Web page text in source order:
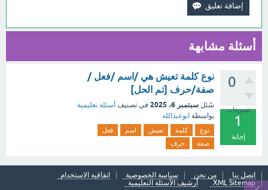
أسئلة مشابهة
0
تصويتات
1
إجابة
نوع كلمة تعيش هي /اسم /فعل /
صفة/حرف [تم الحل]
سُئل سبتمبر 6، 2025 في تصنيف أسئلة تعليمية
بواسطة ابوعبدالله
نوع كلمة تعيش اسم
فعل
صفة
حرف
اتصل بنا من نحن سياسة الخصوصية
اتفاقية الاستخدام
XML Sitemap
أرشيف الأسئلة التعليمية